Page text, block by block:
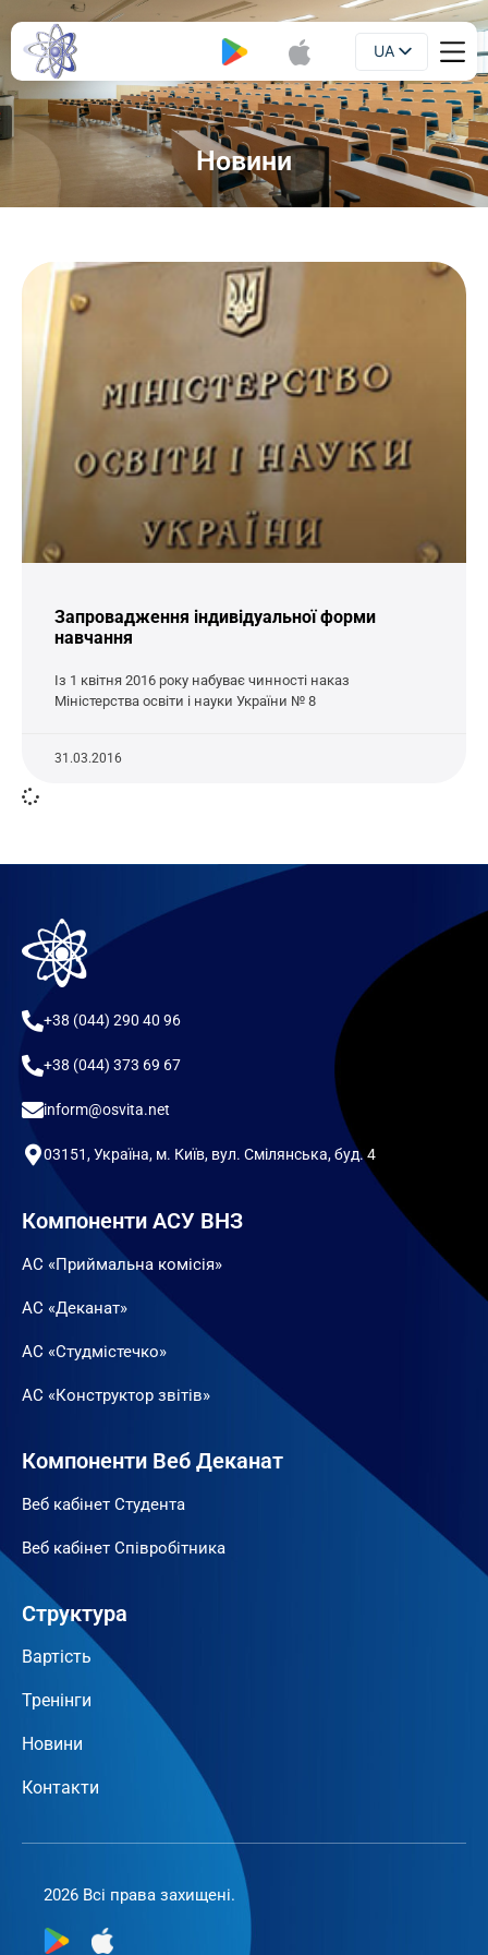
UA
EN
Новини
Запровадження індивідуальної форми
навчання
Із 1 квітня 2016 року набуває чинності наказ
Міністерства освіти і науки України № 8
31.03.2016
+38 (044) 290 40 96
+38 (044) 373 69 67
inform@osvita.net
03151, Україна, м. Київ, вул. Смілянська, буд. 4
Компоненти АСУ ВНЗ
АС «Приймальна комісія»
АС «Деканат»
АС «Студмістечко»
АС «Конструктор звітів»
Компоненти Веб Деканат
Веб кабінет Студента
Веб кабінет Співробітника
Структура
Вартість
Тренінги
Новини
Контакти
2026 Всі права захищені.